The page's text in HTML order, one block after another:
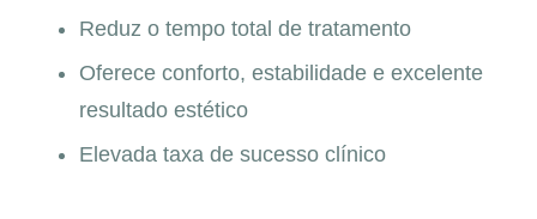
Reduz o tempo total de tratamento
Oferece conforto, estabilidade e excelente
resultado estético
Elevada taxa de sucesso clínico